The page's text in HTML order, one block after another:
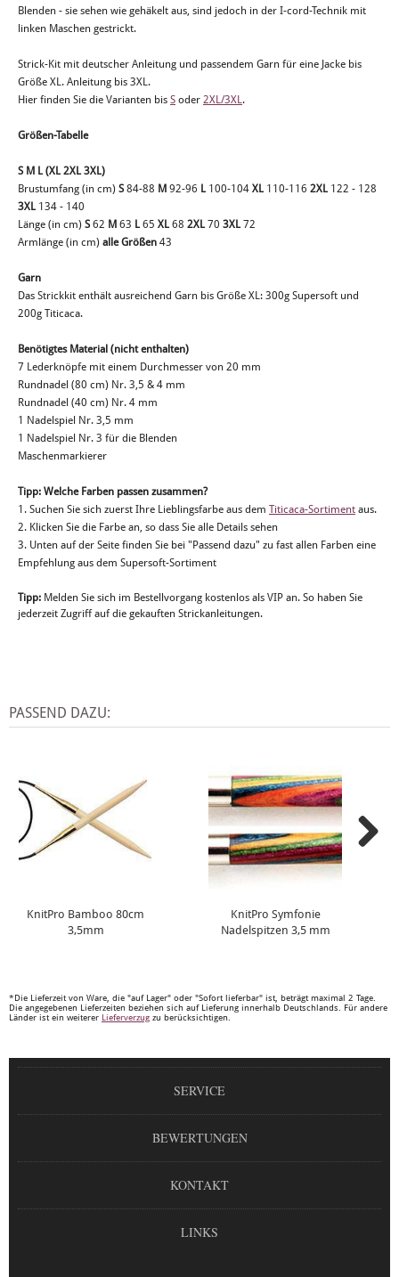
Blenden - sie sehen wie gehäkelt aus, sind jedoch in der I-cord-Technik mit
linken Maschen gestrickt.
Strick-Kit mit deutscher Anleitung und passendem Garn für eine Jacke bis
Größe XL. Anleitung bis 3XL.
Hier finden Sie die Varianten bis S oder 2XL/3XL.
Größen-Tabelle
S M L (XL 2XL 3XL)
Brustumfang (in cm) S84-88 M 92-96 L100-104 XL110-116 2XL122 - 128
3XL134 - 140
Länge (in cm) S62 M 63 L65 XL68 2XL70 3XL72
Armlänge (in cm) alle Größen 43
Garn
Das Strickkit enthält ausreichend Garn bis Größe XL: 300g Supersoft und
200g Titicaca.
Benötigtes Material (nicht enthalten)
7 Lederknöpfe mit einem Durchmesser von 20 mm
Rundnadel (80 cm) Nr. 3,5 & 4 mm
Rundnadel (40 cm) Nr. 4 mm
1 Nadelspiel Nr. 3,5 mm
1 Nadelspiel Nr. 3 für die Blenden
Maschenmarkierer
Tipp: Welche Farben passen zusammen?
1. Suchen Sie sich zuerst Ihre Lieblingsfarbe aus dem Titicaca-Sortiment aus.
2. Klicken Sie die Farbe an, so dass Sie alle Details sehen
3. Unten auf der Seite finden Sie bei "Passend dazu" zu fast allen Farben eine
Empfehlung aus dem Supersoft-Sortiment
Tipp: Melden Sie sich im Bestellvorgang kostenlos als VIP an. So haben Sie
jederzeit Zugriff auf die gekauften Strickanleitungen.
PASSEND DAZU:
KnitPro Bamboo 80cm
3,5mm
KnitPro Symfonie
Nadelspitzen 3,5 mm
*Die Lieferzeit von Ware, die "auf Lager" oder "Sofort lieferbar" ist, beträgt maximal 2 Tage.
Die angegebenen Lieferzeiten beziehen sich auf Lieferung innerhalb Deutschlands. Für andere
Länder ist ein weiterer Lieferverzug zu berücksichtigen.
SERVICE
BEWERTUNGEN
KONTAKT
LINKS